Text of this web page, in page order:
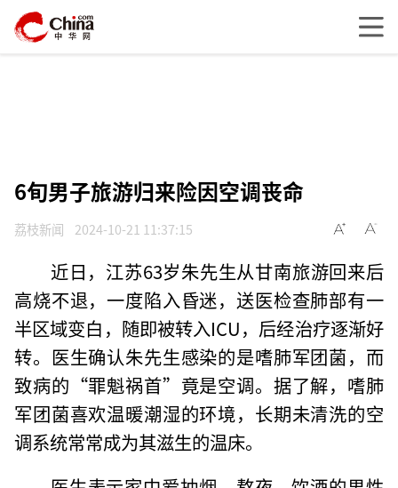
6旬男子旅游归来险因空调丧命
荔枝新闻 2024-10-21 11:37:15
近日，江苏63岁朱先生从甘南旅游回来后
高烧不退，一度陷入昏迷，送医检查肺部有一
半区域变白，随即被转入ICU，后经治疗逐渐好
转。医生确认朱先生感染的是嗜肺军团菌，而
致病的“罪魁祸首”竟是空调。据了解，嗜肺
军团菌喜欢温暖潮湿的环境，长期未清洗的空
调系统常常成为其滋生的温床。